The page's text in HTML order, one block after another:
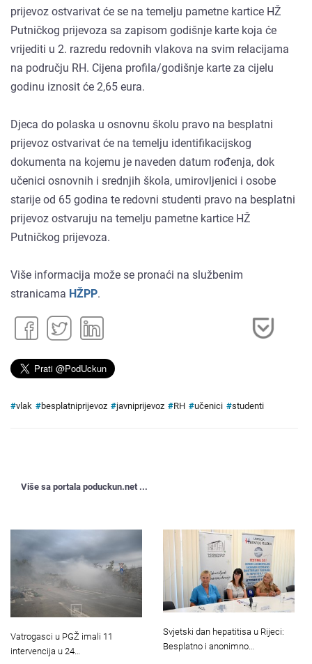
prijevoz ostvarivat će se na temelju pametne kartice HŽ
Putničkog prijevoza sa zapisom godišnje karte koja će
vrijediti u 2. razredu redovnih vlakova na svim relacijama
na području RH. Cijena profila/godišnje karte za cijelu
godinu iznosit će 2,65 eura.
Djeca do polaska u osnovnu školu pravo na besplatni
prijevoz ostvarivat će na temelju identifikacijskog
dokumenta na kojemu je naveden datum rođenja, dok
učenici osnovnih i srednjih škola, umirovljenici i osobe
starije od 65 godina te redovni studenti pravo na besplatni
prijevoz ostvaruju na temelju pametne kartice HŽ
Putničkog prijevoza.
Više informacija može se pronaći na službenim
stranicama HŽPP.
#vlak #besplatniprijevoz #javniprijevoz #RH #učenici #studenti
Više sa portala poduckun.net ...
Vatrogasci u PGŽ imali 11
intervencija u 24…
Svjetski dan hepatitisa u Rijeci:
Besplatno i anonimno…